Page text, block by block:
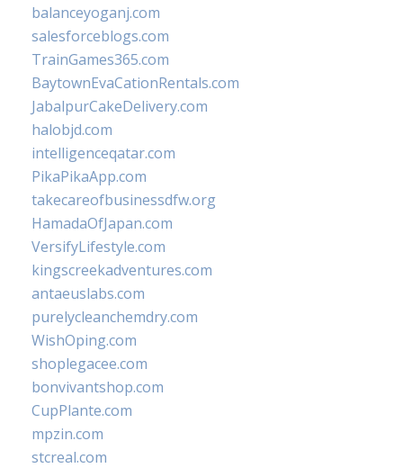
balanceyoganj.com
salesforceblogs.com
TrainGames365.com
BaytownEvaCationRentals.com
JabalpurCakeDelivery.com
halobjd.com
intelligenceqatar.com
PikaPikaApp.com
takecareofbusinessdfw.org
HamadaOfJapan.com
VersifyLifestyle.com
kingscreekadventures.com
antaeuslabs.com
purelycleanchemdry.com
WishOping.com
shoplegacee.com
bonvivantshop.com
CupPlante.com
mpzin.com
stcreal.com